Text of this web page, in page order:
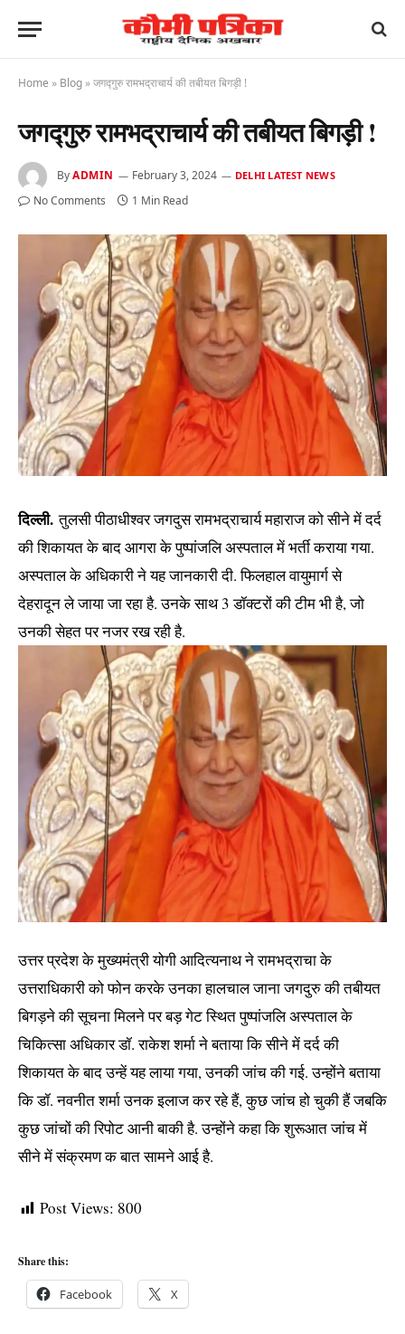
Home » Blog »जगद्गुरु रामभद्राचार्य की तबीयत बिगड़ी !
जगद्गुरु रामभद्राचार्य की तबीयत बिगड़ी !
ByADMIN February 3, 2024 DELHI LATEST NEWS
No Comments 1 Min Read
दिल्ली. तुलसी पीठाधीश्वर जगदुस रामभद्राचार्य महाराज को सीने में दर्द
की शिकायत के बाद आगरा के पुष्पांजलि अस्पताल में भर्ती कराया गया.
अस्पताल के अधिकारी ने यह जानकारी दी. फिलहाल वायुमार्ग से
देहरादून ले जाया जा रहा है. उनके साथ 3 डॉक्टरों की टीम भी है, जो
उनकी सेहत पर नजर रख रही है.
उत्तर प्रदेश के मुख्यमंत्री योगी आदित्यनाथ ने रामभद्राचा के
उत्तराधिकारी को फोन करके उनका हालचाल जाना जगदुरु की तबीयत
बिगड़ने की सूचना मिलने पर बड़ गेट स्थित पुष्पांजलि अस्पताल के
चिकित्सा अधिकार डॉ. राकेश शर्मा ने बताया कि सीने में दर्द की
शिकायत के बाद उन्हें यह लाया गया, उनकी जांच की गई. उन्होंने बताया
कि डॉ. नवनीत शर्मा उनक इलाज कर रहे हैं, कुछ जांच हो चुकी हैं जबकि
कुछ जांचों की रिपोट आनी बाकी है. उन्होंने कहा कि शुरूआत जांच में
सीने में संक्रमण क बात सामने आई है.
Post Views: 800
Share this:
Facebook X